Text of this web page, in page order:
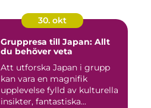
30. okt
Gruppresa till Japan: Allt
du behöver veta
Att utforska Japan i grupp
kan vara en magnifik
upplevelse fylld av kulturella
insikter, fantastiska...